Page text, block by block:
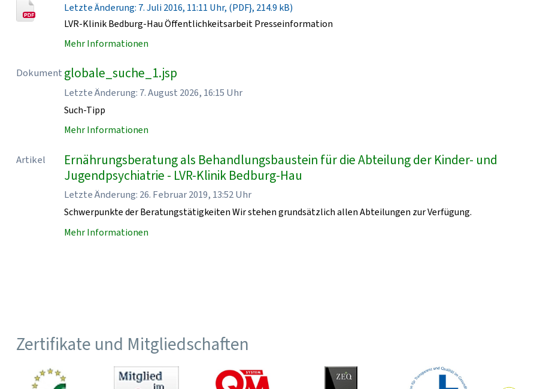
Letzte Änderung: 7. Juli 2016, 11:11 Uhr, (PDF}, 214.9 kB)
LVR-Klinik Bedburg-Hau Öffentlichkeitsarbeit Presseinformation
Mehr Informationen
Dokument globale_suche_1.jsp
Letzte Änderung: 7. August 2026, 16:15 Uhr
Such-Tipp
Mehr Informationen
Artikel
Ernährungsberatung als Behandlungsbaustein für die Abteilung der Kinder- und
Jugendpsychiatrie - LVR-Klinik Bedburg-Hau
Letzte Änderung: 26. Februar 2019, 13:52 Uhr
Schwerpunkte der Beratungstätigkeiten Wir stehen grundsätzlich allen Abteilungen zur Verfügung.
Mehr Informationen
Zertifikate und Mitgliedschaften